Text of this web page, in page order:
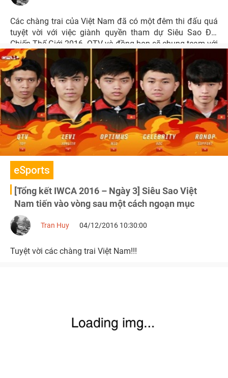
Các chàng trai của Việt Nam đã có một đêm thi đấu quá
tuyệt vời với việc giành quyền tham dự Siêu Sao Đại
Chiến Thế Giới 2016. QTV và đồng bọn sẽ chung team với
Faker, Smeb, Bjergsen...vào tuần sau.
eSports
[Tổng kết IWCA 2016 – Ngày 3] Siêu Sao Việt
Nam tiến vào vòng sau một cách ngoạn mục
Tran Huy 04/12/2016 10:30:00
Tuyệt vời các chàng trai Việt Nam!!!